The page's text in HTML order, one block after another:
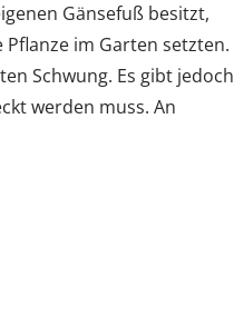
Gänsefuß besitzt,
im Garten setzten.
Schwung. Es gibt jedoch
werden muss. An